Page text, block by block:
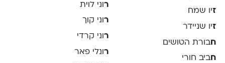
זיו שמח
זיו שניידר
חבורת הטושים
חביב חורי
ר וני לוית
רוני קוך
ר וני קרדי
רונלי פאר